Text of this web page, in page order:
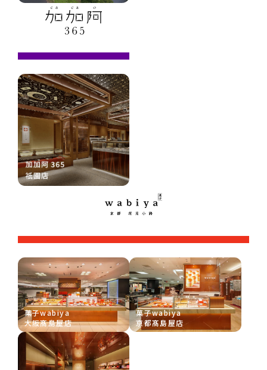
菓子wabiya
大阪髙島屋店
菓子wabiya
京都髙島屋店